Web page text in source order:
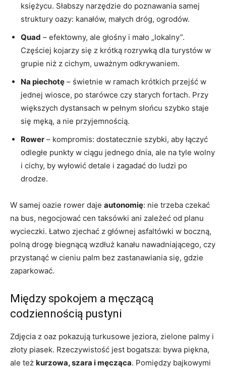
księżycu. Słabszy narzędzie do poznawania samej
struktury oazy: kanałów, małych dróg, ogrodów.
Quad – efektowny, ale głośny i mało „lokalny”.
Częściej kojarzy się z krótką rozrywką dla turystów w
grupie niż z cichym, uważnym odkrywaniem.
Na piechotę – świetnie w ramach krótkich przejść w
jednej wiosce, po starówce czy starych fortach. Przy
większych dystansach w pełnym słońcu szybko staje
się męką, a nie przyjemnością.
Rower – kompromis: dostatecznie szybki, aby łączyć
odległe punkty w ciągu jednego dnia, ale na tyle wolny
i cichy, by wyłowić detale i zagadać do ludzi po
drodze.
W samej oazie rower daje autonomię: nie trzeba czekać
na bus, negocjować cen taksówki ani zależeć od planu
wycieczki. Łatwo zjechać z głównej asfaltówki w boczną,
polną drogę biegnącą wzdłuż kanału nawadniającego, czy
przystanąć w cieniu palm bez zastanawiania się, gdzie
zaparkować.
Między spokojem a męczącą
codziennością pustyni
Zdjęcia z oaz pokazują turkusowe jeziora, zielone palmy i
złoty piasek. Rzeczywistość jest bogatsza: bywa piękna,
ale też kurzowa, szara i męcząca. Pomiędzy bajkowymi